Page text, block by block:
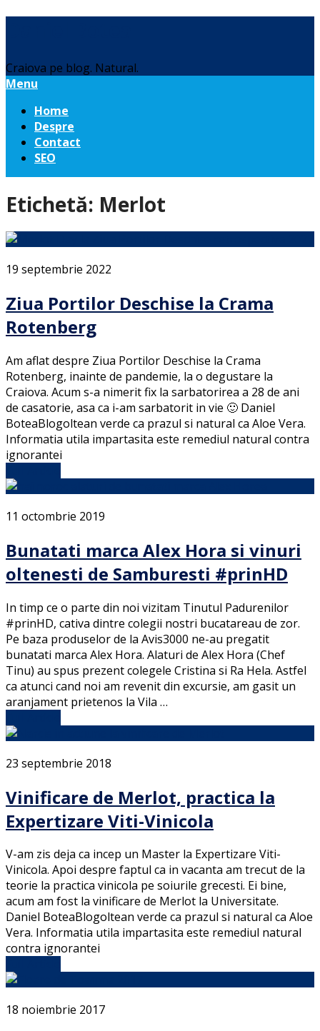
Craiova pe blog. Natural.
Menu
Home
Despre
Contact
SEO
Etichetă: Merlot
19 septembrie 2022
Ziua Portilor Deschise la Crama
Rotenberg
Am aflat despre Ziua Portilor Deschise la Crama
Rotenberg, inainte de pandemie, la o degustare la
Craiova. Acum s-a nimerit fix la sarbatorirea a 28 de ani
de casatorie, asa ca i-am sarbatorit in vie 🙂 Daniel
BoteaBlogoltean verde ca prazul si natural ca Aloe Vera.
Informatia utila impartasita este remediul natural contra
ignorantei
11 octombrie 2019
Bunatati marca Alex Hora si vinuri
oltenesti de Samburesti #prinHD
In timp ce o parte din noi vizitam Tinutul Padurenilor
#prinHD, cativa dintre colegii nostri bucatareau de zor.
Pe baza produselor de la Avis3000 ne-au pregatit
bunatati marca Alex Hora. Alaturi de Alex Hora (Chef
Tinu) au spus prezent colegele Cristina si Ra Hela. Astfel
ca atunci cand noi am revenit din excursie, am gasit un
aranjament prietenos la Vila …
23 septembrie 2018
Vinificare de Merlot, practica la
Expertizare Viti-Vinicola
V-am zis deja ca incep un Master la Expertizare Viti-
Vinicola. Apoi despre faptul ca in vacanta am trecut de la
teorie la practica vinicola pe soiurile grecesti. Ei bine,
acum am fost la vinificare de Merlot la Universitate.
Daniel BoteaBlogoltean verde ca prazul si natural ca Aloe
Vera. Informatia utila impartasita este remediul natural
contra ignorantei
18 noiembrie 2017